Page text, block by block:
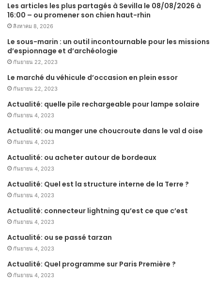
Les articles les plus partagés à Sevilla le 08/08/2026 à
16:00 – ou promener son chien haut-rhin
สิงหาคม 8, 2026
Le sous-marin : un outil incontournable pour les missions
d’espionnage et d’archéologie
กันยายน 22, 2023
Le marché du véhicule d’occasion en plein essor
กันยายน 22, 2023
Actualité: quelle pile rechargeable pour lampe solaire
กันยายน 4, 2023
Actualité: ou manger une choucroute dans le val d oise
กันยายน 4, 2023
Actualité: ou acheter autour de bordeaux
กันยายน 4, 2023
Actualité: Quel est la structure interne de la Terre ?
กันยายน 4, 2023
Actualité: connecteur lightning qu’est ce que c’est
กันยายน 4, 2023
Actualité: ou se passé tarzan
กันยายน 4, 2023
Actualité: Quel programme sur Paris Première ?
กันยายน 4, 2023